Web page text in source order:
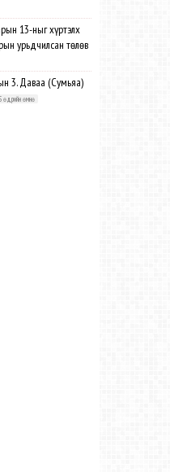
13-ныг хүртэлх
урьдчилсан төлөв
3. Даваа (Сумьяа)
өдрийн өмнө